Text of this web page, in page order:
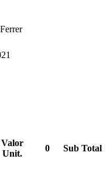
Valor
Unit.
0 Sub Total